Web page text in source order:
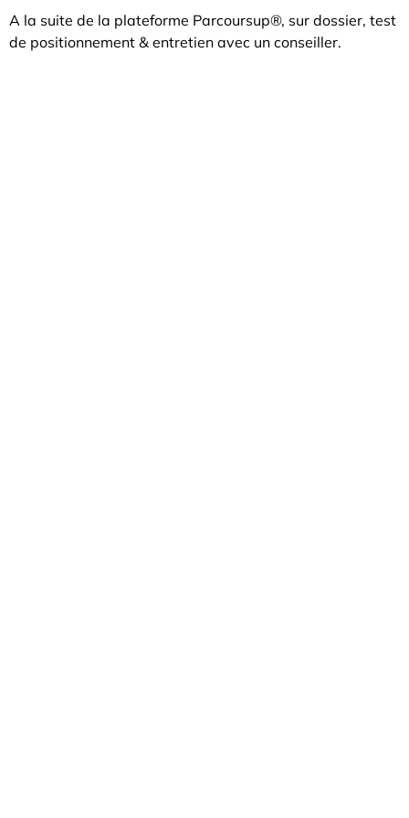
A la suite de la plateforme Parcoursup®, sur dossier, test
de positionnement & entretien avec un conseiller.